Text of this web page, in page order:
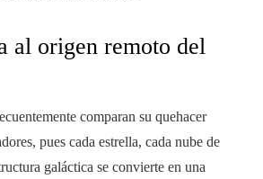
al origen remoto del
comparan su quehacer
pues cada estrella, cada nube de
galáctica se convierte en una